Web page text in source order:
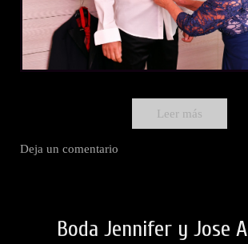
Leer más
Deja un comentario
Boda Jennifer y Jose